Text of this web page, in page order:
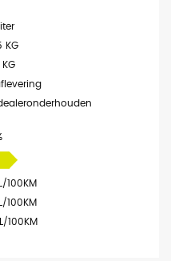
KG
100KM
100KM
100KM